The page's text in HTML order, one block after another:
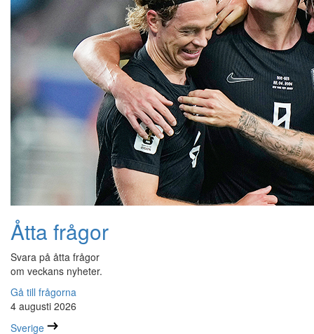
Åtta frågor
Svara på åtta frågor
om veckans nyheter.
Gå till frågorna
4 augusti 2026
Sverige